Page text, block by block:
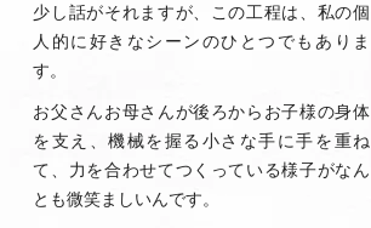
少し話がそれますが、この工程は、私の個
人的に好きなシーンのひとつでもありま
す。
お父さんお母さんが後ろからお子様の身体
を支え、機械を握る小さな手に手を重ね
て、力を合わせてつくっている様子がなん
とも微笑ましいんです。